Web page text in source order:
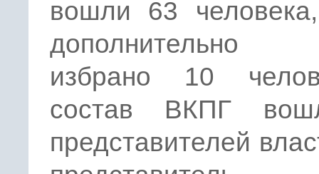
вошли 63
избрано 10
состав ВКПГ
представителей